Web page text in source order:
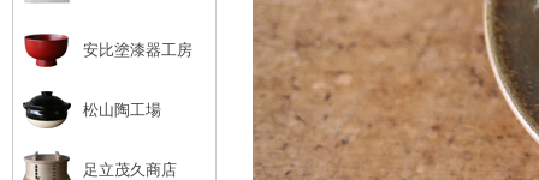
安比塗漆器工房
松山陶工場
足立茂久商店